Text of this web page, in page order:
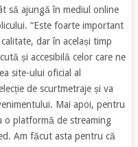
să ajungă în mediul online
“Este foarte important
dar în același timp
și accesibilă celor care ne
site-ului oficial al
de scurtmetraje și va
Mai apoi, pentru
o platformă de streaming
Am făcut asta pentru că